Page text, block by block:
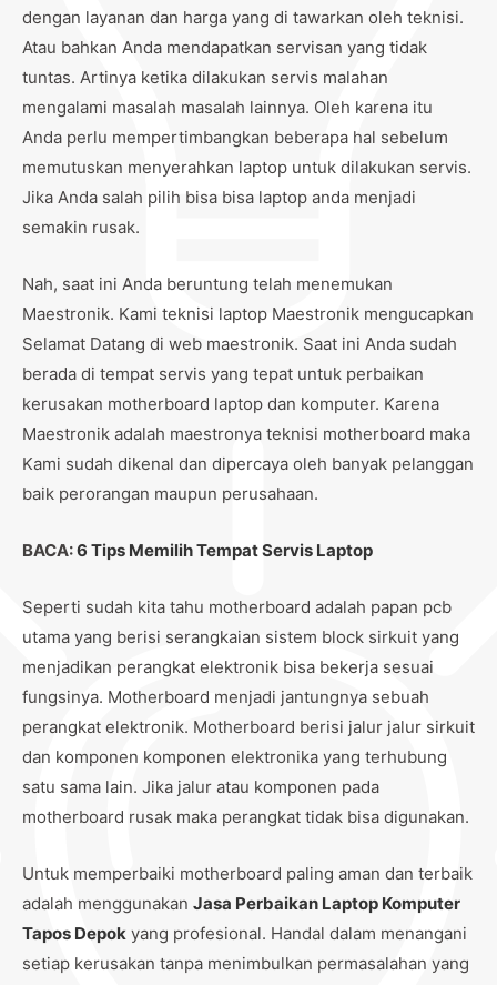
dengan layanan dan harga yang di tawarkan oleh teknisi.
Atau bahkan Anda mendapatkan servisan yang tidak
tuntas. Artinya ketika dilakukan servis malahan
mengalami masalah masalah lainnya. Oleh karena itu
Anda perlu mempertimbangkan beberapa hal sebelum
memutuskan menyerahkan laptop untuk dilakukan servis.
Jika Anda salah pilih bisa bisa laptop anda menjadi
semakin rusak.
Nah, saat ini Anda beruntung telah menemukan
Maestronik. Kami teknisi laptop Maestronik mengucapkan
Selamat Datang di web maestronik. Saat ini Anda sudah
berada di tempat servis yang tepat untuk perbaikan
kerusakan motherboard laptop dan komputer. Karena
Maestronik adalah maestronya teknisi motherboard maka
Kami sudah dikenal dan dipercaya oleh banyak pelanggan
baik perorangan maupun perusahaan.
BACA:6 Tips Memilih Tempat Servis Laptop
Seperti sudah kita tahu motherboard adalah papan pcb
utama yang berisi serangkaian sistem block sirkuit yang
menjadikan perangkat elektronik bisa bekerja sesuai
fungsinya. Motherboard menjadi jantungnya sebuah
perangkat elektronik. Motherboard berisi jalur jalur sirkuit
dan komponen komponen elektronika yang terhubung
satu sama lain. Jika jalur atau komponen pada
motherboard rusak maka perangkat tidak bisa digunakan.
Untuk memperbaiki motherboard paling aman dan terbaik
adalah menggunakan Jasa Perbaikan Laptop Komputer
Tapos Depok yang profesional. Handal dalam menangani
setiap kerusakan tanpa menimbulkan permasalahan yang